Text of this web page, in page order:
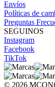
Envíos
Políticas de
Preguntas
SEGUINOS
Instagram
Facebook
TikTok
© 2026